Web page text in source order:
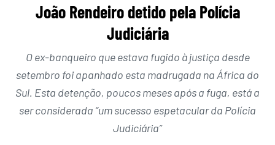
João Rendeiro detido pela Polícia
Judiciária
O ex-banqueiro que estava fugido à justiça desde
setembro foi apanhado esta madrugada na África do
Sul. Esta detenção, poucos meses após a fuga, está a
ser considerada “um sucesso espetacular da Polícia
Judiciária”